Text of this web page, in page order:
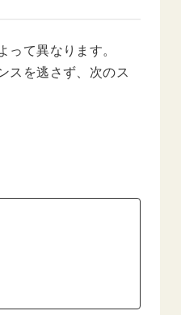
て異なります。
スを逃さず、次のス